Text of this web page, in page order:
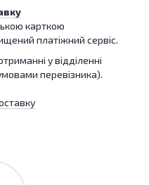
карткою
платіжний сервіс.
у відділенні
перевізника).